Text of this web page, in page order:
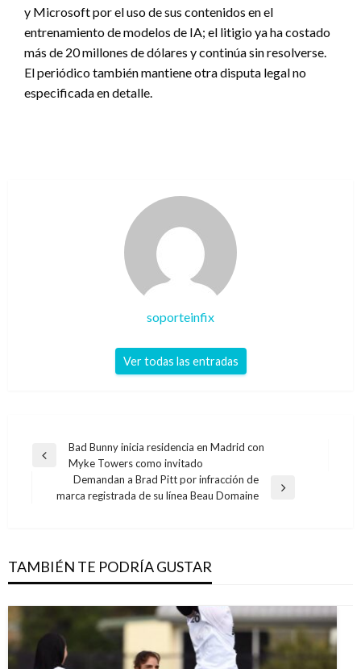
y Microsoft por el uso de sus contenidos en el
entrenamiento de modelos de IA; el litigio ya ha costado
más de 20 millones de dólares y continúa sin resolverse.
El periódico también mantiene otra disputa legal no
especificada en detalle.
soporteinfix
Ver todas las entradas
Navegación
entradas
Entrada
Bad Bunny inicia residencia en Madrid con
Myke Towers como invitado
Entrada
Demandan a Brad Pitt por infracción de
marca registrada de su línea Beau Domaine
TAMBIÉN TE PODRÍA GUSTAR